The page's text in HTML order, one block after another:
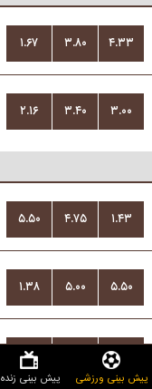
۱.۶۷ ۳.۸۰ ۴.۳۳
۲.۱۶ ۳.۴۰ ۳.۰۰
۵.۵۰ ۴.۷۵ ۱.۴۳
۱.۳۸ ۵.۰۰ ۵.۵۰
۲.۱۵ ۳.۰۵
پیش بینی ورزشی پیش بینی زنده